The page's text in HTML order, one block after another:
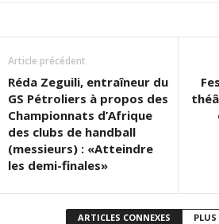
Article précédent
Réda Zeguili, entraîneur du
GS Pétroliers à propos des
Championnats d’Afrique
des clubs de handball
(messieurs) : «Atteindre
les demi-finales»
ARTICLES CONNEXES